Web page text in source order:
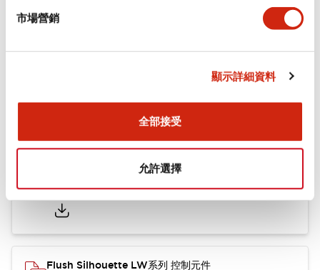
市場營銷
顯示詳細資料
全部接受
允許選擇
認證與標準
Flush Silhouette LW系列 控制元件 (英文版)
2025/09/19.PDF1.23MB
Flush Silhouette LW系列 控制元件